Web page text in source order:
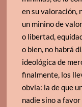
en su valoración,
un minino de
o libertad,
o bien, no habrá
ideológica de
finalmente, los
obvia: la de que
nadie sino a